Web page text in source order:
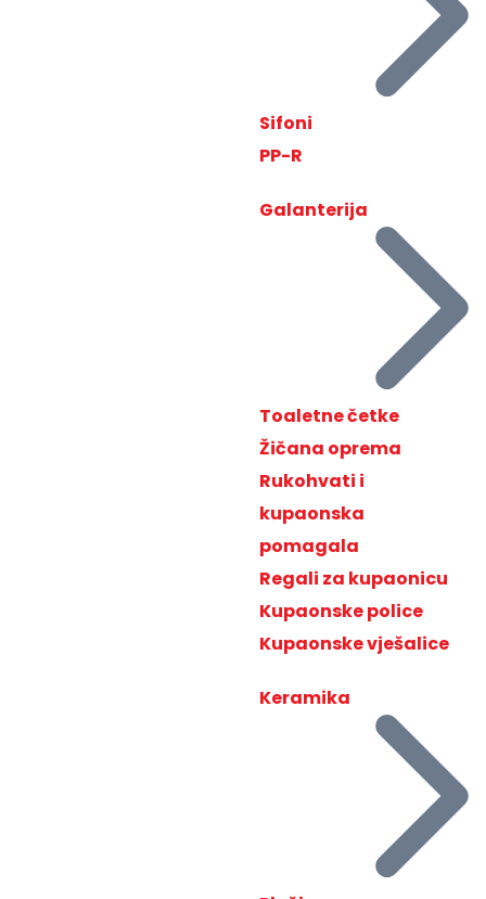
Sifoni
PP-R
Galanterija
Toaletne četke
Žičana oprema
Rukohvati i
kupaonska
pomagala
Regali za kupaonicu
Kupaonske police
Kupaonske vješalice
Keramika